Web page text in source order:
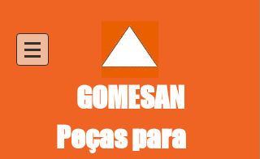
GOMESAN
Peças para